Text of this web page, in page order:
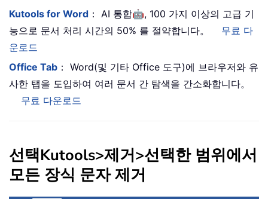
Kutools for Word ： AI 통합🤖, 100 가지 이상의 고급 기
능으로 문서 처리 시간의 50% 를 절약합니다。
무료 다
운로드
Office Tab ： Word(및 기타 Office 도구)에 브라우저와 유
사한 탭을 도입하여 여러 문서 간 탐색을 간소화합니다。
무료 다운로드
선택Kutools>제거>선택한 범위에서
모든 장식 문자 제거